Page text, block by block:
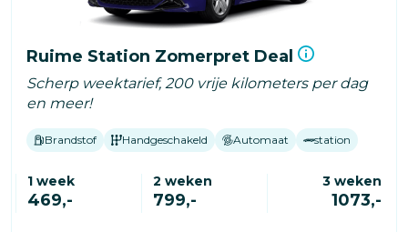
Ruime Station Zomerpret Deal
Scherp weektarief, 200 vrije kilometers per dag
en meer!
Brandstof Handgeschakeld Automaat station
1 week
469,-
2 weken
799,-
3 weken
1073,-